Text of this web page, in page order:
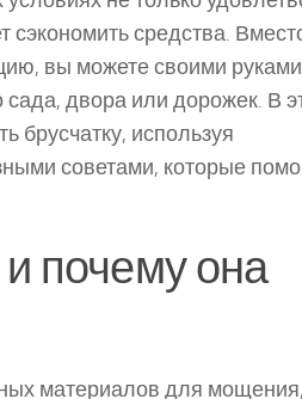
сэкономить средства.
вы можете своими руками
двора или дорожек. В
брусчатку, используя
советами, которые
и почему она
материалов для мощения,